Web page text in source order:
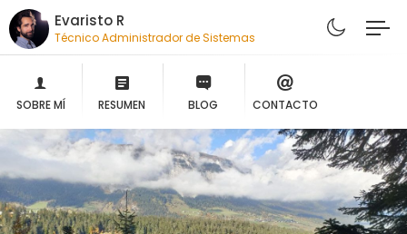
Evaristo R
Técnico Administrador de Sistemas
SOBRE MÍ RESUMEN BLOG CONTACTO